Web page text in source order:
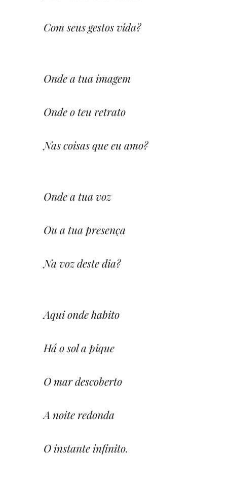
Com seus gestos vida?
Onde a tua imagem
Onde o teu retrato
Nas coisas que eu amo?
Onde a tua voz
Ou a tua presença
Na voz deste dia?
Aqui onde habito
Há o sol a pique
O mar descoberto
A noite redonda
O instante infinito.